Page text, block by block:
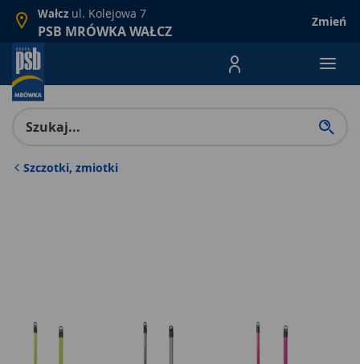
Wałcz ul. Kolejowa 7
PSB MRÓWKA WAŁCZ
Zmień
Menu Produktów,
Szczotki, zmiotki